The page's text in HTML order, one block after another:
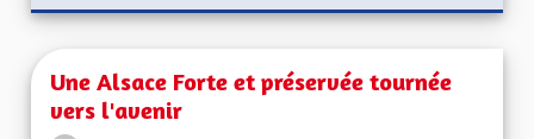
Une Alsace Forte et préservée tournée
vers l'avenir